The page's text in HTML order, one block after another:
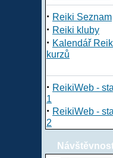
· Reiki Seznam
· Reiki kluby
· Kalendář
kurzů
· ReikiWeb -
1
· ReikiWeb -
2